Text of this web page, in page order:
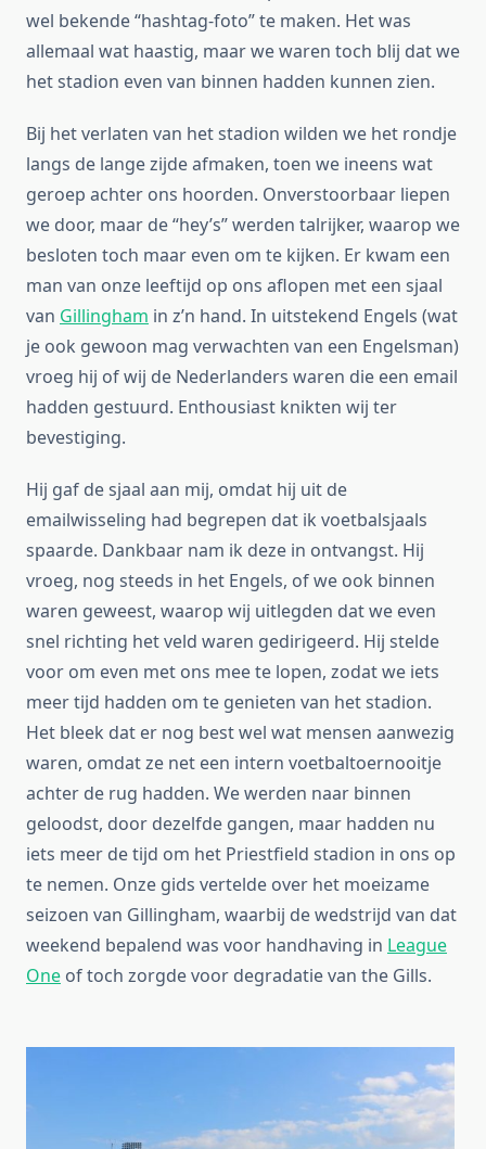
wel bekende “hashtag-foto” te maken. Het was
allemaal wat haastig, maar we waren toch blij dat we
het stadion even van binnen hadden kunnen zien.
Bij het verlaten van het stadion wilden we het rondje
langs de lange zijde afmaken, toen we ineens wat
geroep achter ons hoorden. Onverstoorbaar liepen
we door, maar de “hey’s” werden talrijker, waarop we
besloten toch maar even om te kijken. Er kwam een
man van onze leeftijd op ons aflopen met een sjaal
van Gillingham in z’n hand. In uitstekend Engels (wat
je ook gewoon mag verwachten van een Engelsman)
vroeg hij of wij de Nederlanders waren die een email
hadden gestuurd. Enthousiast knikten wij ter
bevestiging.
Hij gaf de sjaal aan mij, omdat hij uit de
emailwisseling had begrepen dat ik voetbalsjaals
spaarde. Dankbaar nam ik deze in ontvangst. Hij
vroeg, nog steeds in het Engels, of we ook binnen
waren geweest, waarop wij uitlegden dat we even
snel richting het veld waren gedirigeerd. Hij stelde
voor om even met ons mee te lopen, zodat we iets
meer tijd hadden om te genieten van het stadion.
Het bleek dat er nog best wel wat mensen aanwezig
waren, omdat ze net een intern voetbaltoernooitje
achter de rug hadden. We werden naar binnen
geloodst, door dezelfde gangen, maar hadden nu
iets meer de tijd om het Priestfield stadion in ons op
te nemen. Onze gids vertelde over het moeizame
seizoen van Gillingham, waarbij de wedstrijd van dat
weekend bepalend was voor handhaving in League
One of toch zorgde voor degradatie van the Gills.